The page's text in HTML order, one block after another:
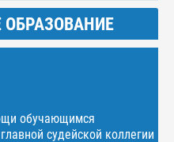
обучающимся
судейской коллегии